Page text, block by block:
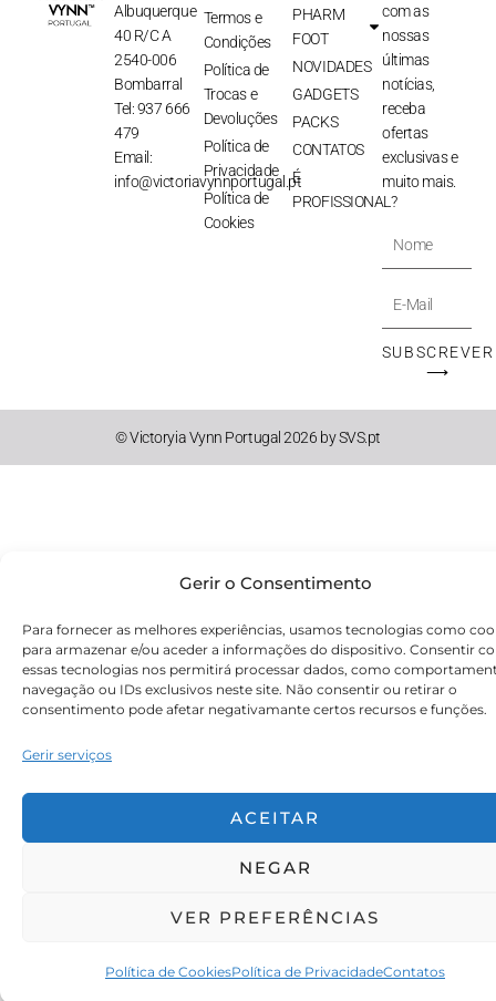
Gerir o Consentimento
Para fornecer as melhores experiências, usamos tecnologias como
para armazenar e/ou aceder a informações do dispositivo. Consentir
essas tecnologias nos permitirá processar dados, como
navegação ou IDs exclusivos neste site. Não consentir ou retirar o
consentimento pode afetar negativamante certos recursos e funções.
Gerir serviços
ACEITAR
NEGAR
VER PREFERÊNCIAS
Política de CookiesPolítica de PrivacidadeContatos
Albuquerque
40 R/C A
2540-006
Bombarral
Tel: 937 666
479
Email:
info@victoriavynnportugal.pt
Termos e
Condições
Política de
Trocas e
Devoluções
Política de
Privacidade
Política de
Cookies
PHARM
FOOT
NOVIDADES
GADGETS
PACKS
CONTATOS
É
PROFISSIONAL?
com as
nossas
últimas
notícias,
receba
ofertas
exclusivas e
muito mais.
Nome
E-
Mail
SUBSCREVER
⟶
© Victoryia Vynn Portugal 2026 by SVS.pt